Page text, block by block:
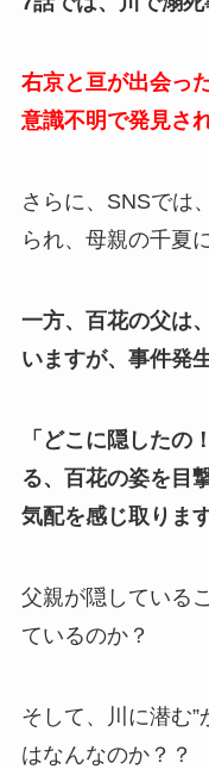
右京と亘が出会っ
意識不明で発見さ
さらに、SNSでは
られ、母親の千夏
一方、百花の父は
いますが、事件発
「どこに隠したの
る、百花の姿を目
気配を感じ取ります
父親が隠している
ているのか？
そして、川に潜む”
はなんなのか？？